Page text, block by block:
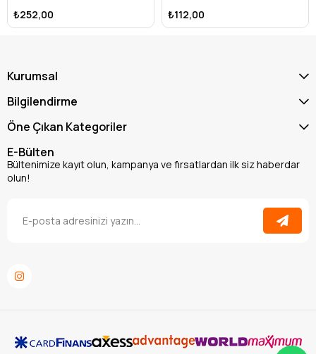
₺252,00 ₺112,00
Kurumsal
Bilgilendirme
Öne Çıkan Kategoriler
E-Bülten
Bültenimize kayıt olun, kampanya ve fırsatlardan ilk siz haberdar
olun!